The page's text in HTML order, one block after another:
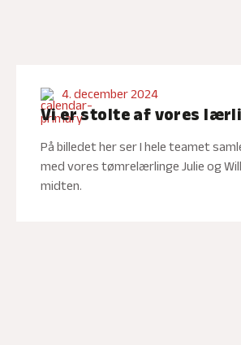
4. december 2024
Vi er stolte af vores
På billedet her ser I hele teamet
med vores tømrelærlinge Julie og
midten.